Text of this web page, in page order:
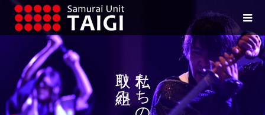
私たちの
取り組み